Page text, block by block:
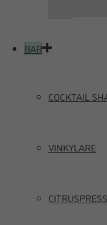
BAR
COCKTAIL
VINKYLARE
CITRUSPRESS